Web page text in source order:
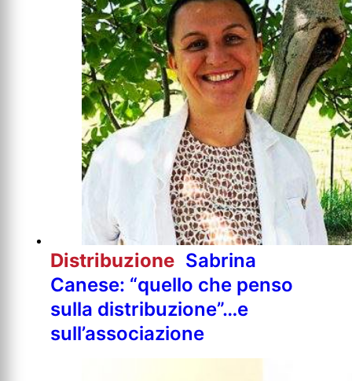
Distribuzione Sabrina
Canese: “quello che penso
sulla distribuzione”…e
sull’associazione